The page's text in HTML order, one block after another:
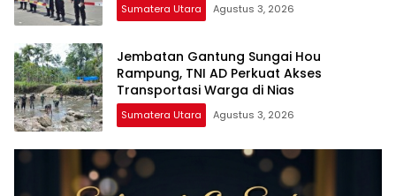
Sumatera Utara Agustus 3, 2026
Jembatan Gantung Sungai Hou
Rampung, TNI AD Perkuat Akses
Transportasi Warga di Nias
Sumatera Utara Agustus 3, 2026